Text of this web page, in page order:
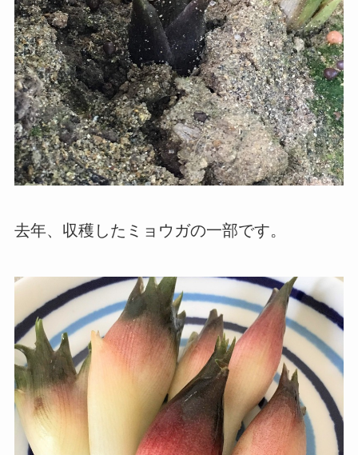
去年、収穫したミョウガの一部です。